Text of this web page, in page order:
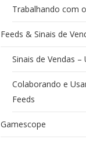
Trabalhando com
Feeds & Sinais de
Sinais de Vendas
Colaborando e
Feeds
Gamescope